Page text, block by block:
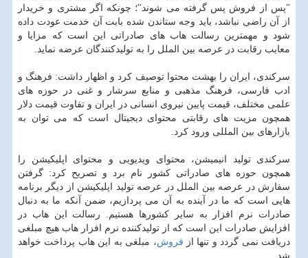
"پس از فروش پس گرفته می شوند"؛ چونكه اگر مشتری و خریدار
از آن راضی نباشد، باید وجه ستاندن شده بابت آن خدمت عودت داده
شود و مهمترین رسالت هاب های صادراتی این است كه مزایا و
معایب رقابت در عرصه بین الملل را به تولیدكنندگان عرضه نماید.
سركندی، ایران را بهشت محتوا توصیف كرد و اظهار داشت: فرهنگ و
ادب فارسی، فرهنگ مذهبی و منابع سرشار و غنی در حوزه های
علمی مختلف، قیمت پایین نیروی انسانی در ایران و تفاوت قیمت دلار
همچون مزیت های رقابتی محتوای دیجیتال است كه می توان به
بازارهای بین المللی ورود كرد.
سركندی تولید انیمیشن، محتوای ویدیویی و محتوای اپلیكیشن را
همچون حوزه های صادراتی كشور نام برد و تصریح كرد: گرفتن
سفارش در عرصه بین الملل در عرصه تولید اپلیكیشن از دیگر برنامه
هایی است كه ما در آینده به آن می پردازیم، ضمن آنكه ما به دنبال
صادرات نرم افزار به سایر كشورها هستیم. رسالت این هاب در
افزایش صادرات این است كه از تولیدكننده نرم افزار هاب هیچ مبلغی
دریافت نمی گردد و تنها از فروش، مبلغی به این هاب پرداخت خواهد
شد.